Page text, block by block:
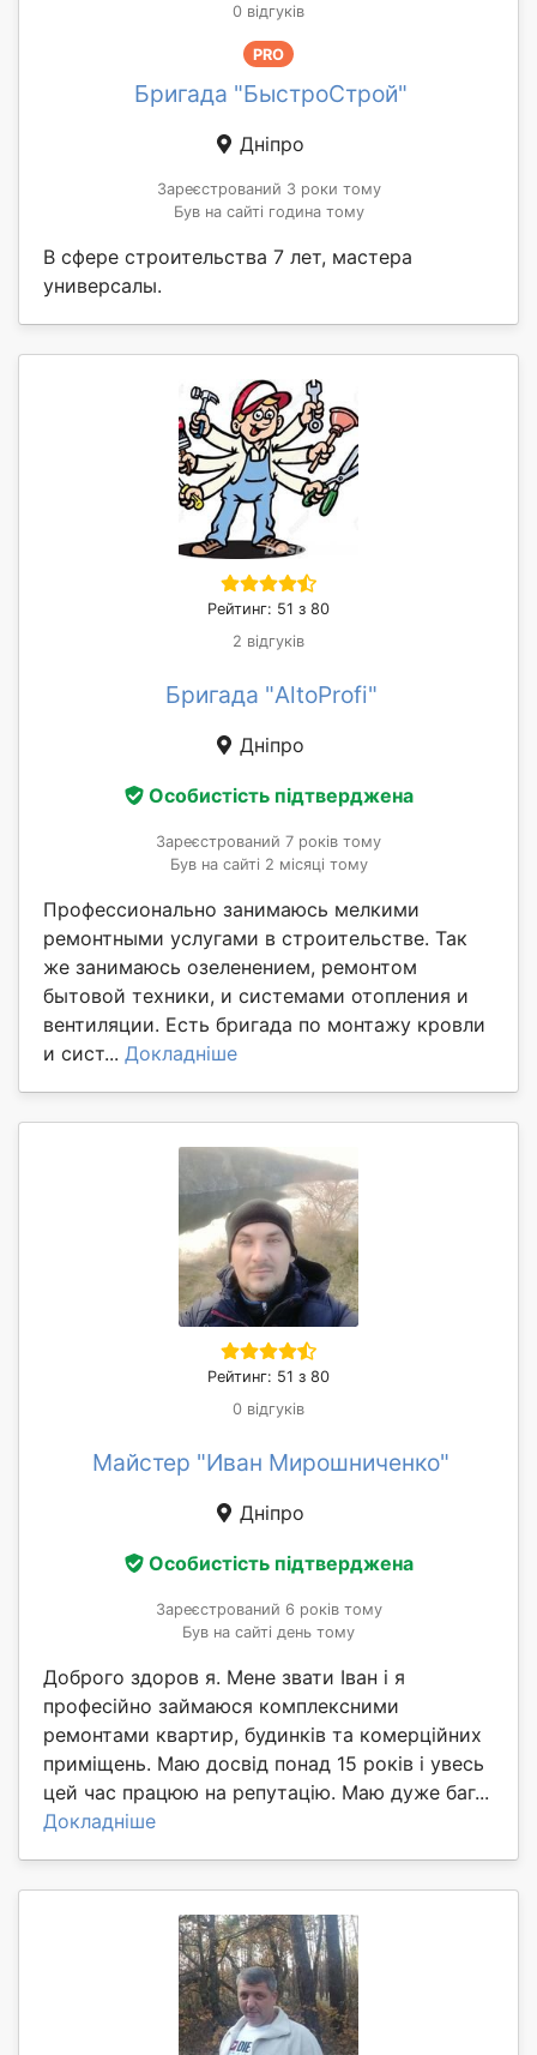
0 відгуків
PRO
Бригада "БыстроСтрой"
Дніпро
Зареєстрований 3 роки тому
Був на сайті година тому
В сфере строительства 7 лет, мастера
универсалы.
Рейтинг: 51 з 80
2 відгуків
Бригада "AltoProfi"
Дніпро
Особистість підтверджена
Зареєстрований 7 років тому
Був на сайті 2 місяці тому
Профессионально занимаюсь мелкими
ремонтными услугами в строительстве. Так
же занимаюсь озеленением, ремонтом
бытовой техники, и системами отопления и
вентиляции. Есть бригада по монтажу кровли
и сист... Докладніше
Рейтинг: 51 з 80
0 відгуків
Майстер "Иван Мирошниченко"
Дніпро
Особистість підтверджена
Зареєстрований 6 років тому
Був на сайті день тому
Доброго здоров я. Мене звати Іван і я
професійно займаюся комплексними
ремонтами квартир, будинків та комерційних
приміщень. Маю досвід понад 15 років і увесь
цей час працюю на репутацію. Маю дуже баг...
Докладніше